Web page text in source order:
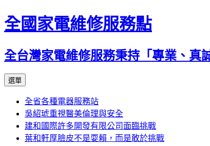
全國家電維修服務點
全台灣家電維修服務秉持「專業、真
選單
主
要
內
容
全省各種電器服務站
吳紹琥重視醫美倫理與安全
建和國際許多開發有限公司面臨挑戰
葉和軒厚臉皮不是耍賴，而是敢於挑戰